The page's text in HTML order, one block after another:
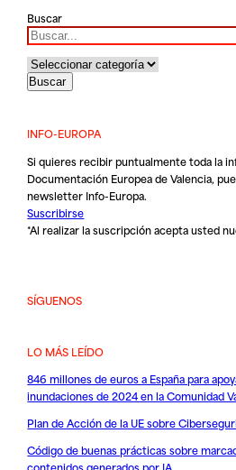
Buscar
INFO-EUROPA
Si quieres recibir puntualmente toda la
Documentación Europea de Valencia,
newsletter Info-Europa.
Suscribirse
*Al realizar la suscripción acepta usted
SÍGUENOS
LO MÁS LEÍDO
846 millones de euros a España para
inundaciones de 2024 en la Comunidad
Plan de Acción de la UE sobre
Código de buenas prácticas sobre